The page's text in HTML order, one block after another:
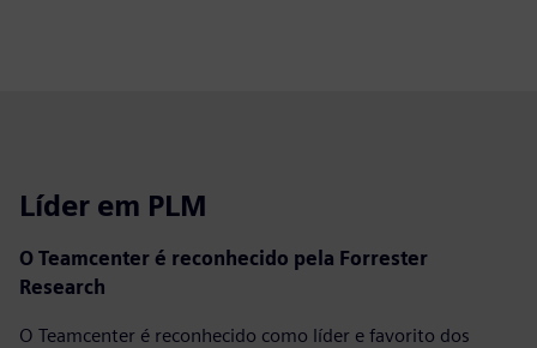
Líder em PLM
O Teamcenter é reconhecido pela Forrester
Research
O Teamcenter é reconhecido como líder e favorito dos